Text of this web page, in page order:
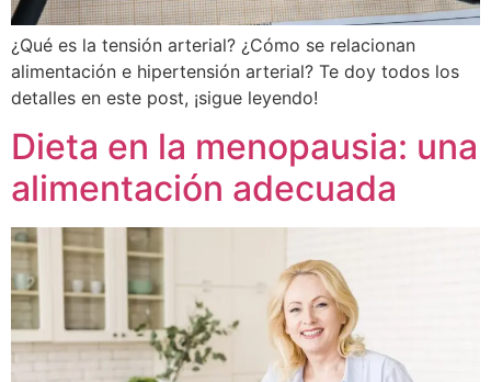
¿Qué es la tensión arterial? ¿Cómo se relacionan
alimentación e hipertensión arterial? Te doy todos los
detalles en este post, ¡sigue leyendo!
Dieta en la menopausia: una
alimentación adecuada